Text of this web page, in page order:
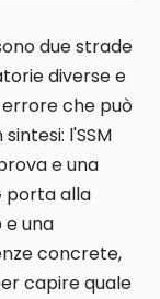
due strade
diverse e
che può
l'SSM
e una
porta alla
e una
concrete,
capire quale